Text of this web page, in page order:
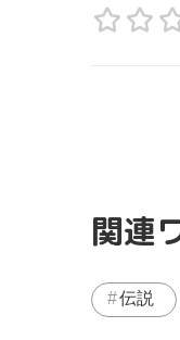
関連
伝説